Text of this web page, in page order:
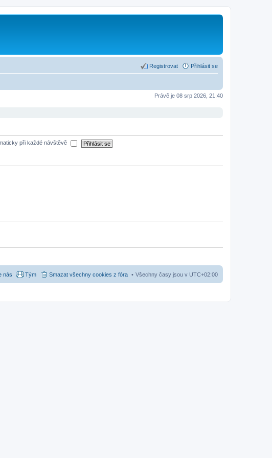
Přihlásit se
Registrovat
Právě je 08 srp 2026, 21:40
při každé návštěvě
Všechny časy jsou v UTC+02:00
Smazat všechny cookies z fóra
Tým
nás